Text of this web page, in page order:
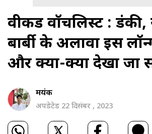
वीकेंड वॉचलिस्ट : डंकी,
बार्बी के अलावा इस
और क्या-क्या देखा जा
मयंक
अपडेटेड 22 दिसंबर , 2023